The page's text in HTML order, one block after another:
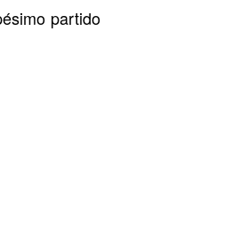
partido